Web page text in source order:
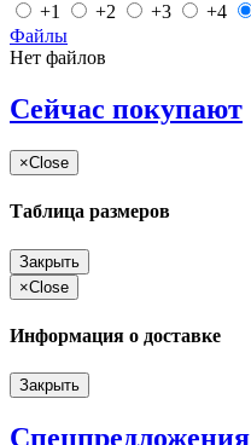
+1 +2 +3 +4
Файлы
Нет файлов
Сейчас покупают
×Close
Таблица размеров
Закрыть
×Close
Информация о доставке
Закрыть
Спецпредложения